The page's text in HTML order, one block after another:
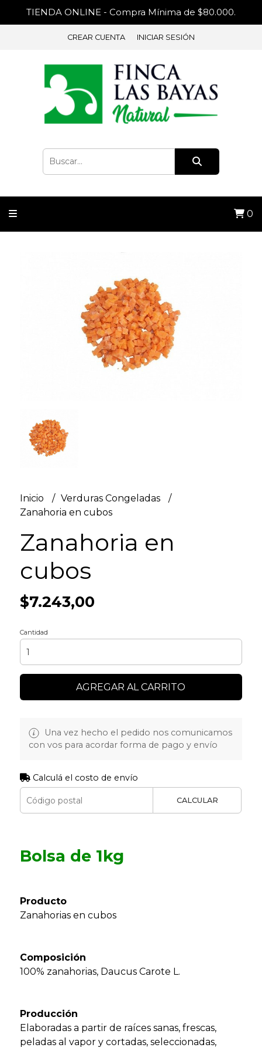
TIENDA ONLINE - Compra Mínima de $80.000.
CREAR CUENTA INICIAR SESIÓN
0
Inicio
Verduras Congeladas
Zanahoria en cubos
Zanahoria en
cubos
$7.243,00
Cantidad
AGREGAR AL CARRITO
Una vez hecho el pedido nos comunicamos
con vos para acordar forma de pago y envío
Calculá el costo de envío
CALCULAR
Bolsa de 1kg
Producto
Zanahorias en cubos
Composición
100% zanahorias, Daucus Carote L.
Producción
Elaboradas a partir de raíces sanas, frescas,
peladas al vapor y cortadas, seleccionadas,